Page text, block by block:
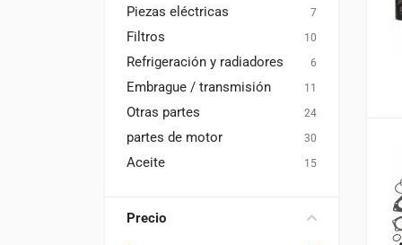
Piezas eléctricas 7
Filtros 10
Refrigeración y radiadores 6
Embrague / transmisión 11
Otras partes 24
partes de motor 30
Aceite 15
Precio